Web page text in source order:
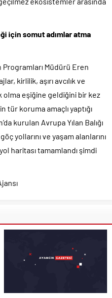
için somut adımlar atma
Programları Müdürü Eren
kirlilik, aşırı avcılık ve
olma eşiğine geldiğini bir kez
tür koruma amaçlı yaptığı
kurulan Avrupa Yılan Balığı
yollarını ve yaşam alanlarını
haritası tamamlandı şimdi